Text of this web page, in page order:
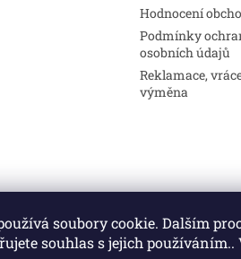
soubory cookie. Dalším
souhlas s jejich
Hodnocení
Podmínky
osobních údajů
Reklamace,
výměna
Stavební pouzdra